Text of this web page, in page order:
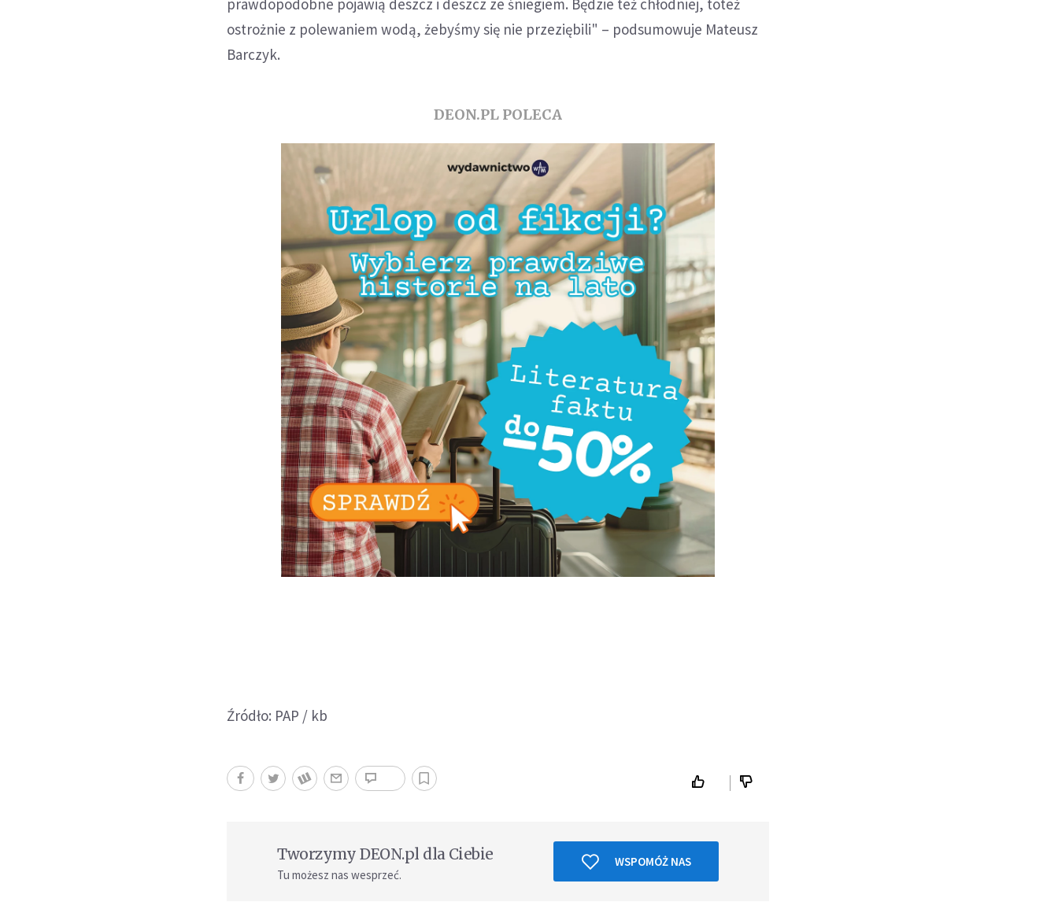
prawdopodobne pojawią deszcz i deszcz ze śniegiem. Będzie też chłodniej, toteż
ostrożnie z polewaniem wodą, żebyśmy się nie przeziębili" – podsumowuje Mateusz
Barczyk.
DEON.PL POLECA
Źródło: PAP / kb
Tworzymy DEON.pl dla Ciebie
Tu możesz nas wesprzeć.
WSPOMÓŻ NAS